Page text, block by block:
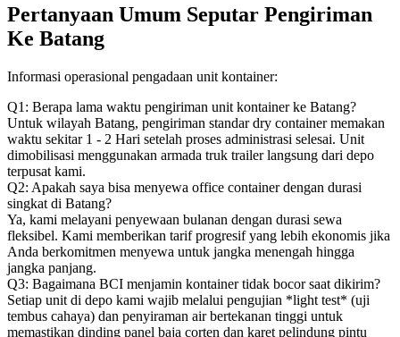
Pertanyaan Umum Seputar Pengiriman
Ke Batang
Informasi operasional pengadaan unit kontainer:
Q1: Berapa lama waktu pengiriman unit kontainer ke Batang?
Untuk wilayah Batang, pengiriman standar dry container memakan
waktu sekitar 1 - 2 Hari setelah proses administrasi selesai. Unit
dimobilisasi menggunakan armada truk trailer langsung dari depo
terpusat kami.
Q2: Apakah saya bisa menyewa office container dengan durasi
singkat di Batang?
Ya, kami melayani penyewaan bulanan dengan durasi sewa
fleksibel. Kami memberikan tarif progresif yang lebih ekonomis jika
Anda berkomitmen menyewa untuk jangka menengah hingga
jangka panjang.
Q3: Bagaimana BCI menjamin kontainer tidak bocor saat dikirim?
Setiap unit di depo kami wajib melalui pengujian *light test* (uji
tembus cahaya) dan penyiraman air bertekanan tinggi untuk
memastikan dinding panel baja corten dan karet pelindung pintu